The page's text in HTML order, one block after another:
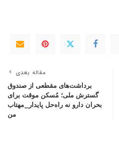
مقاله بعدی
برداشت‌های مقطعی از صندوق
گسترش ملی؛ مُسکن موقت برای
بحران دارو نه راه‌حل پایدار_مهتاب
من